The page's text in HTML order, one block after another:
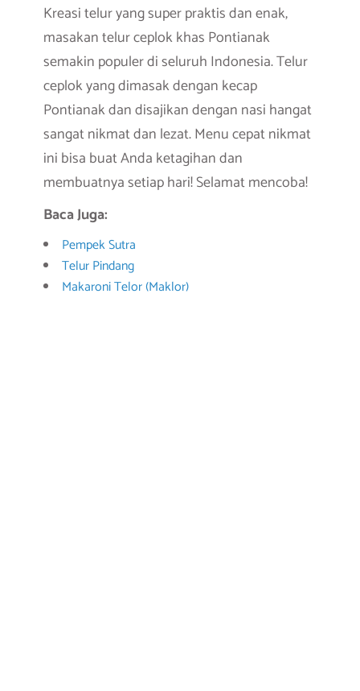
Kreasi telur yang super praktis dan enak,
masakan telur ceplok khas Pontianak
semakin populer di seluruh Indonesia. Telur
ceplok yang dimasak dengan kecap
Pontianak dan disajikan dengan nasi hangat
sangat nikmat dan lezat. Menu cepat nikmat
ini bisa buat Anda ketagihan dan
membuatnya setiap hari! Selamat mencoba!
Baca Juga:
Pempek Sutra
Telur Pindang
Makaroni Telor (Maklor)